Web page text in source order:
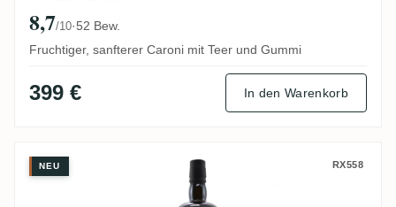
8,7/10·52 Bew.
Fruchtiger, sanfterer Caroni mit Teer und Gummi
399 € In den Warenkorb
Velier Caroni 33th Release High Proof
NEU RX558